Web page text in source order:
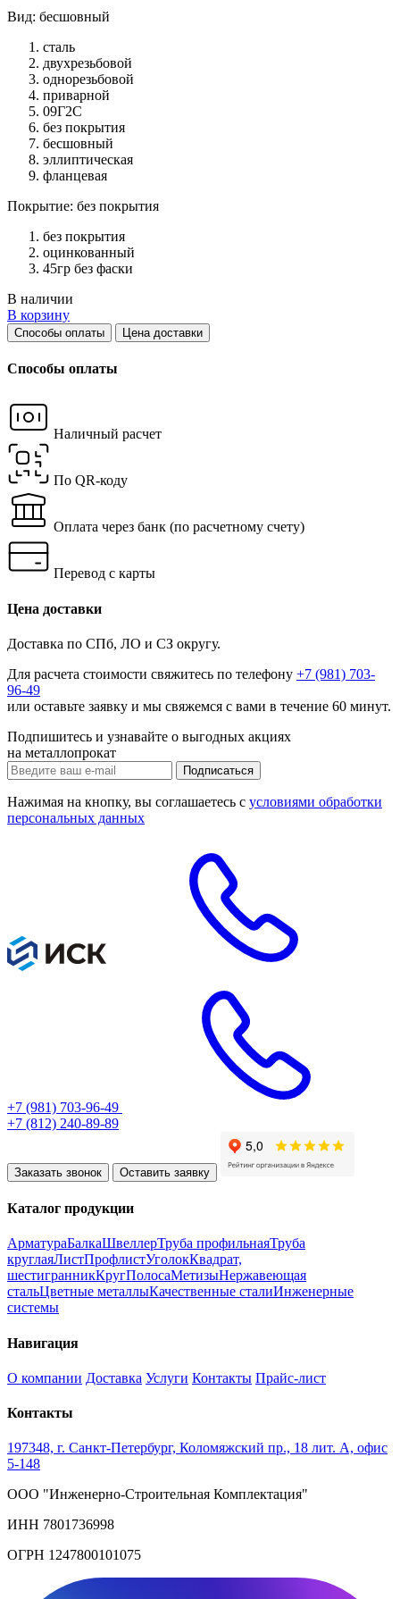
Вид: бесшовный
сталь
двухрезьбовой
однорезьбовой
приварной
09Г2С
без покрытия
бесшовный
эллиптическая
фланцевая
Покрытие: без покрытия
без покрытия
оцинкованный
45гр без фаски
В наличии
В корзину
Способы оплаты Цена доставки
Способы оплаты
Наличный расчет
По QR-коду
Оплата через банк (по расчетному счету)
Перевод с карты
Цена доставки
Доставка по СПб, ЛО и СЗ округу.
Для расчета стоимости свяжитесь по телефону +7 (981) 703-
96-49
или оставьте заявку и мы свяжемся с вами в течение 60 минут.
Подпишитесь и узнавайте о выгодных акциях
на металлопрокат
Нажимая на кнопку, вы соглашаетесь с условиями обработки
персональных данных
+7 (981) 703-96-49
+7 (812) 240-89-89
Заказать звонок Оставить заявку
Каталог продукции
АрматураБалкаШвеллерТруба профильнаяТруба
круглаяЛистПрофлистУголокКвадрат,
шестигранникКругПолосаМетизыНержавеющая
стальЦветные металлыКачественные сталиИнженерные
системы
Навигация
О компании Доставка Услуги Контакты Прайс-лист
Контакты
197348, г. Санкт-Петербург, Коломяжский пр., 18 лит. А, офис
5-148
ООО "Инженерно-Строительная Комплектация"
ИНН 7801736998
ОГРН 1247800101075